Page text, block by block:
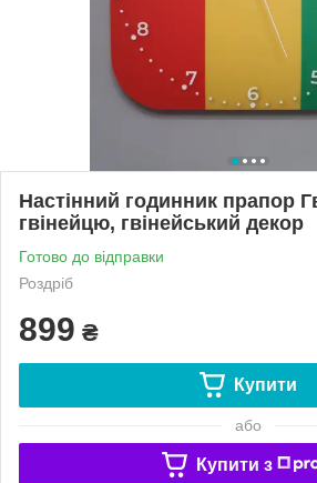
Настінний годинник прапор
гвінейцю, гвінейський декор
Готово до відправки
Роздріб
899 ₴
Купити
або
Купити з